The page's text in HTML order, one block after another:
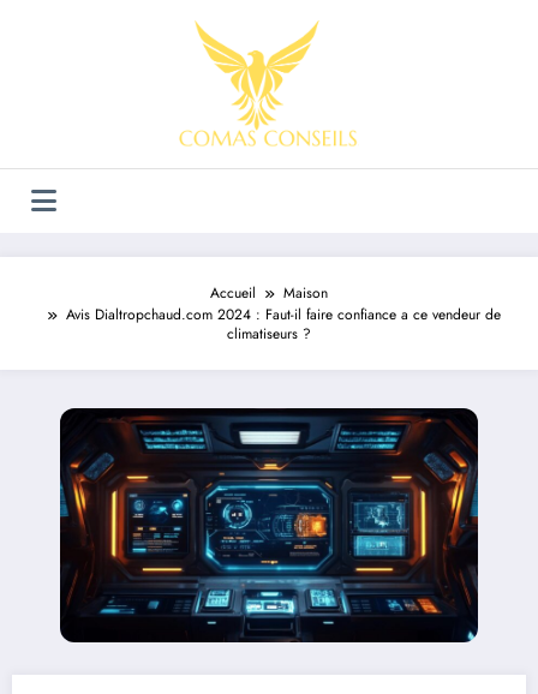
Accueil
Maison
Avis Dialtropchaud.com 2024 : Faut-il faire confiance a ce vendeur de
climatiseurs ?